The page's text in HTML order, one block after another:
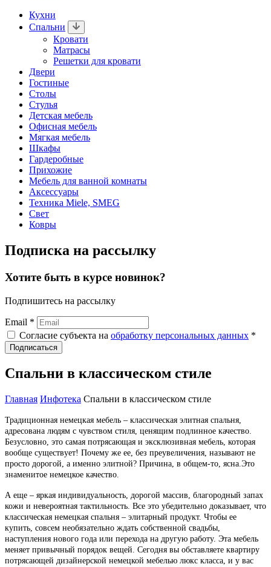
Кухни
Спальни
Кровати
Матрасы
Решетки для кровати
Двери
Гостиные
Столы
Стулья
Детская мебель
Офисная мебель
Мягкая мебель
Шкафы
Гардеробные
Прихожие
Мебель для ванной комнаты
Аксессуары
Техника Miele, SMEG
Свет
Ковры
Подписка на рассылку
Хотите быть в курсе новинок?
Подпишитесь на рассылку
Email *
Согласие субъекта на обработку персональных данных *
Подписаться
Спальни в классическом стиле
Главная Инфотека Спальни в классическом стиле
Традиционная немецкая мебель – классическая элитная спальня,
адресована людям с чувством стиля, ценящим подлинное качество.
Безусловно, это самая потрясающая и эксклюзивная мебель, которая
вообще существует! Почему же ее, без преувеличения, называют не
просто дорогой, а именно элитной? Причина, в общем-то, ясна.Это
знаменитое немецкое качество.
А еще – яркая индивидуальность, дорогой массив, благородный запах
кожи и невероятная тактильность. Все это убедительно доказывает, что
классическая немецкая спальня – элитарный продукт. Чтобы ее
купить, совсем необязательно ждать собственной свадьбы,
наступления нового года или перехода на другую работу. Эта мебель
меняет привычный порядок вещей. Сегодня вы обставляете квартиру
потрясающей дизайнерской немецкой мебелью люкс класса, и у вас